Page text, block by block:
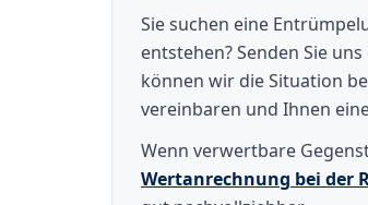
Sie suchen eine
entstehen? Senden Sie
können wir die Situation
vereinbaren und Ihnen
Wenn verwertbare
Wertanrechnung bei der